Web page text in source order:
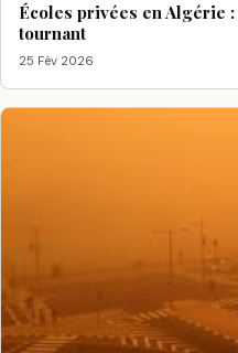
Écoles privées en Algérie :
tournant
25 Fév 2026